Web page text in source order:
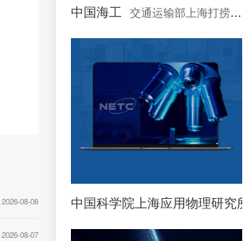
2026-08-08
2026-08-07
中国海工 交通运输部上海打捞局控股公司
中国科学院上海应用物理研究所